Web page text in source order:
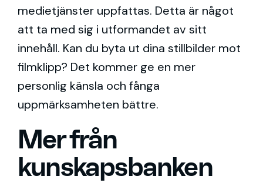
medietjänster uppfattas. Detta är något
att ta med sig i utformandet av sitt
innehåll. Kan du byta ut dina stillbilder mot
filmklipp? Det kommer ge en mer
personlig känsla och fånga
uppmärksamheten bättre.
Mer från
kunskapsbanken